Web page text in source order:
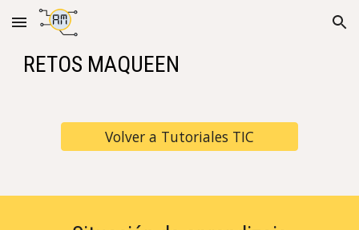
Skip to main content Skip to navigation
RETOS MAQUEEN
Volver a Tutoriales TIC